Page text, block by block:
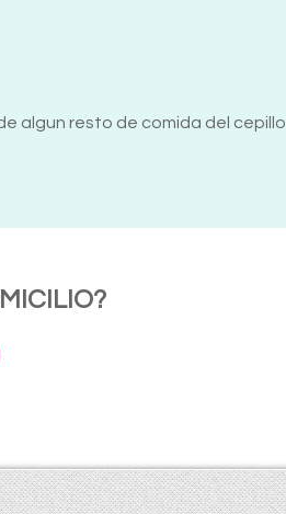
algun resto de comida del cepillo